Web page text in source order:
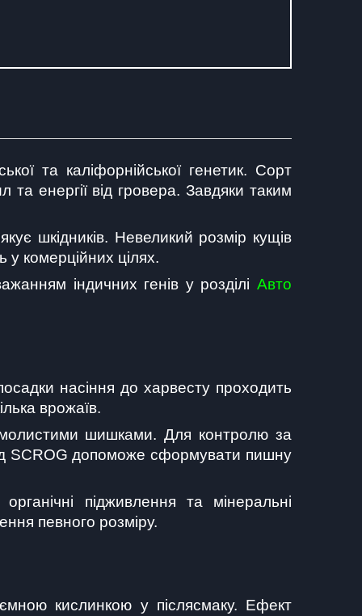
та каліфорнійської генетик. Сорт
енергії від гровера. Завдяки таким
шкідників. Невеликий розмір кущів
комерційних цілях.
індичних генів у розділі Авто
насіння до харвесту проходить
врожаїв.
шишками. Для контролю за
SCROG допоможе сформувати пишну
підживлення та мінеральні
певного розміру.
кислинкою у післясмаку. Ефект